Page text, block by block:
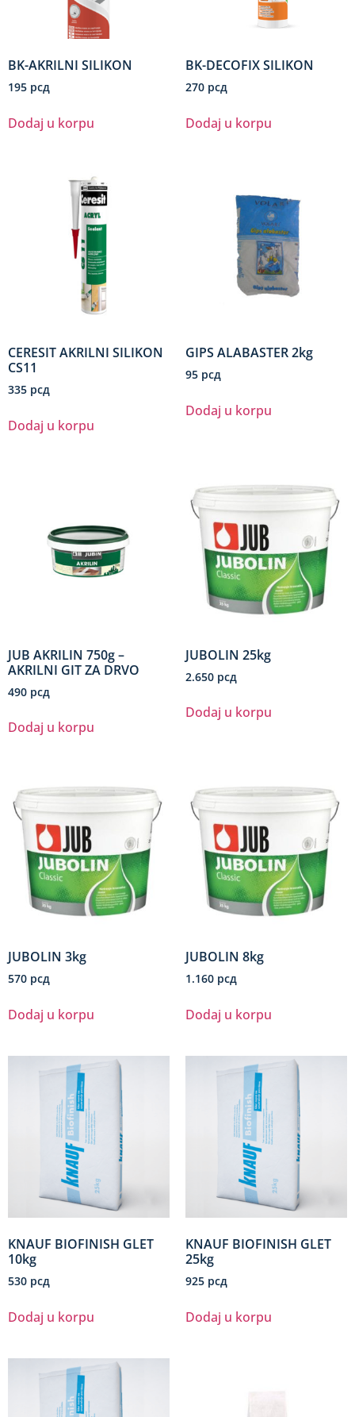
BK-AKRILNI SILIKON
195 рсд
Dodaj u korpu
BK-DECOFIX SILIKON
270 рсд
Dodaj u korpu
CERESIT AKRILNI SILIKON
CS11
335 рсд
Dodaj u korpu
GIPS ALABASTER 2kg
95 рсд
Dodaj u korpu
JUB AKRILIN 750g –
AKRILNI GIT ZA DRVO
490 рсд
Dodaj u korpu
JUBOLIN 25kg
2.650 рсд
Dodaj u korpu
JUBOLIN 3kg
570 рсд
Dodaj u korpu
JUBOLIN 8kg
1.160 рсд
Dodaj u korpu
KNAUF BIOFINISH GLET
10kg
530 рсд
Dodaj u korpu
KNAUF BIOFINISH GLET
25kg
925 рсд
Dodaj u korpu